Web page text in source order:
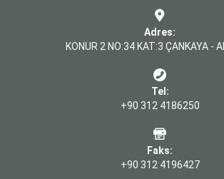
Adres:
KONUR 2 NO:34 KAT:3 ÇANKAYA -
Tel:
+90 312 4186250
Faks:
+90 312 4196427